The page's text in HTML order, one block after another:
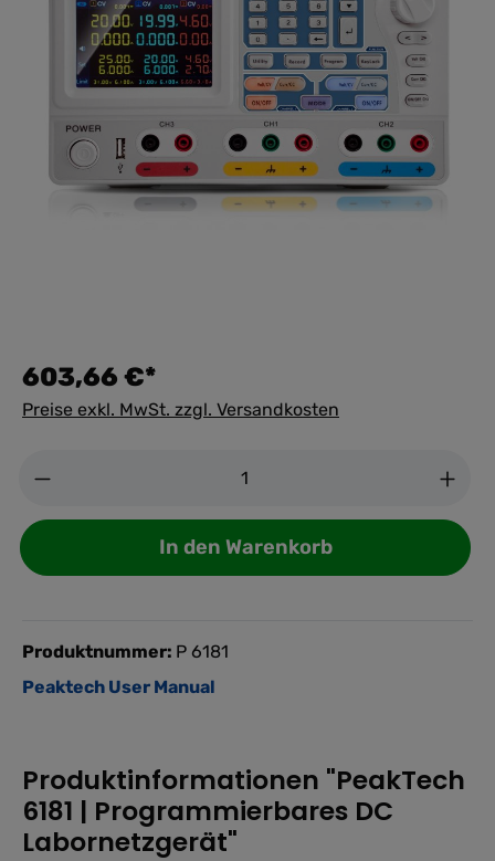
603,66 €*
Preise exkl. MwSt. zzgl. Versandkosten
In den Warenkorb
Produktnummer: P 6181
Peaktech User Manual
Produktinformationen "PeakTech
6181 | Programmierbares DC
Labornetzgerät"